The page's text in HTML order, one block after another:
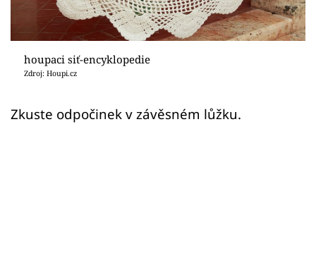
Sledujte prima+
Přihlášení
Sledujte nás
houpaci siť-encyklopedie
Zdroj: Houpi.cz
Zkuste odpočinek v závěsném lůžku.